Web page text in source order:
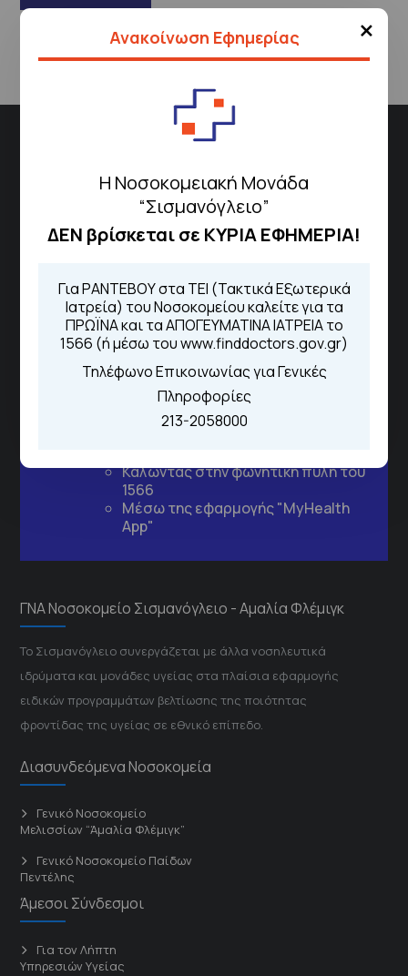
×
Ανακοίνωση Εφημερίας
Η Νοσοκομειακή Μονάδα
“Σισμανόγλειο”
ΔΕΝ βρίσκεται σε ΚΥΡΙΑ ΕΦΗΜΕΡΙΑ!
Για ΡΑΝΤΕΒΟΥ στα ΤΕΙ (Τακτικά Εξωτερικά
Ιατρεία) του Νοσοκομείου καλείτε για τα
ΠΡΩΪΝΑ και τα ΑΠΟΓΕΥΜΑΤΙΝΑ ΙΑΤΡΕΙΑ το
1566 (ή μέσω του www.finddoctors.gov.gr)
Τηλέφωνο Επικοινωνίας για Γενικές
Πληροφορίες
213-2058000
Διεύθυνση
Σισμανόγλειου 1,
Μαρούσι 151 26,
Περιοχής
Πως να έρθετε με ΜΜΜ
Τηλέφωνα για Ραντεβού
Για τα πρωινά και τα απογευματινά
Καλώντας στην φωνητική πύλη του
1566
Μέσω της εφαρμογής "MyHealth
App"
ΓΝΑ Νοσοκομείο Σισμανόγλειο - Αμαλία Φλέμιγκ
Το Σισμανόγλειο συνεργάζεται με άλλα νοσηλευτικά
ιδρύματα και μονάδες υγείας στα πλαίσια εφαρμογής
ειδικών προγραμμάτων βελτίωσης της ποιότητας
φροντίδας της υγείας σε εθνικό επίπεδο.
Διασυνδεόμενα Νοσοκομεία
Γενικό Νοσοκομείο
Μελισσίων “Άμαλία Φλέμιγκ”
Γενικό Νοσοκομείο Παίδων
Πεντέλης
Άμεσοι Σύνδεσμοι
Για τον Λήπτη
Υπηρεσιών Υγείας